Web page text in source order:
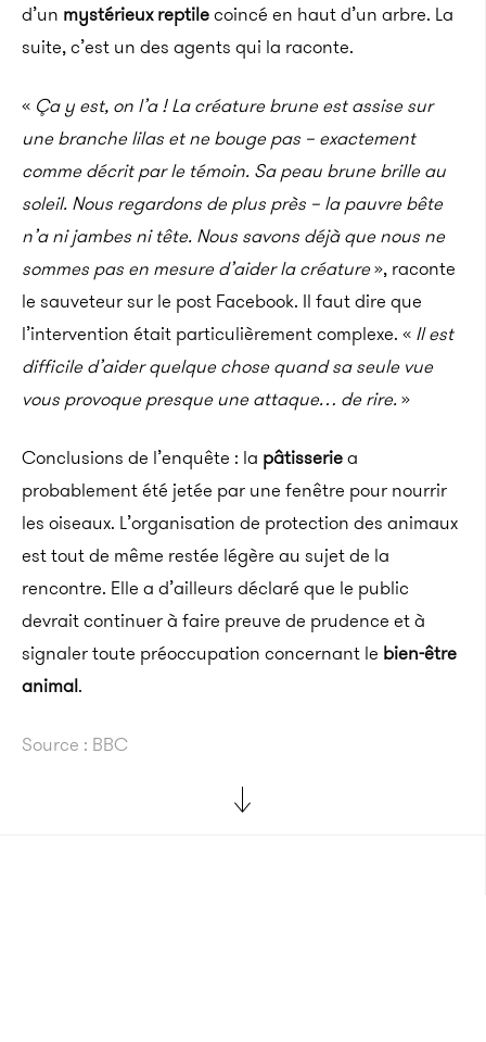
d’un mystérieux reptilecoincé en haut d’un arbre. La
suite, c’est un des agents qui la raconte.
« Ça y est, on l’a ! La créature brune est assise sur
une branche lilas et ne bouge pas – exactement
comme décrit par le témoin. Sa peau brune brille au
soleil. Nous regardons de plus près – la pauvre bête
n’a ni jambes ni tête. Nous savons déjà que nous ne
sommes pas en mesure d’aider la créature», raconte
le sauveteur sur le post Facebook. Il faut dire que
l’intervention était particulièrement complexe. « Il est
difficile d’aider quelque chose quand sa seule vue
vous provoque presque une attaque… de rire.»
Conclusions de l’enquête : la pâtisseriea
probablement été jetée par une fenêtre pour nourrir
les oiseaux. L’organisation de protection des animaux
est tout de même restée légère au sujet de la
rencontre. Elle a d’ailleurs déclaré que le public
devrait continuer à faire preuve de prudence et à
signaler toute préoccupation concernant le bien-être
animal.
Source : BBC